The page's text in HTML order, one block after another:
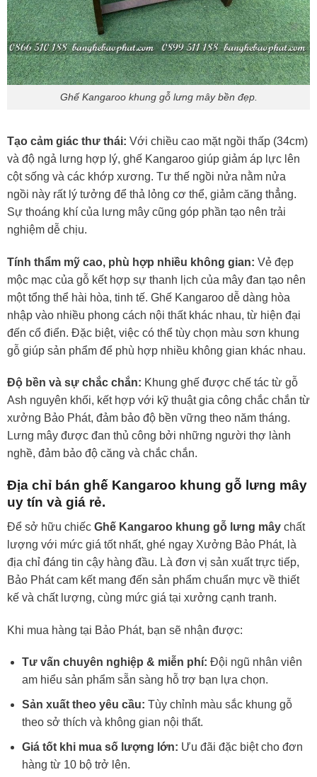
Ghế Kangaroo khung gỗ lưng mây bền đẹp.
Tạo cảm giác thư thái: Với chiều cao mặt ngồi thấp (34cm)
và độ ngả lưng hợp lý, ghế Kangaroo giúp giảm áp lực lên
cột sống và các khớp xương. Tư thế ngồi nửa nằm nửa
ngồi này rất lý tưởng để thả lỏng cơ thể, giảm căng thẳng.
Sự thoáng khí của lưng mây cũng góp phần tạo nên trải
nghiệm dễ chịu.
Tính thẩm mỹ cao, phù hợp nhiều không gian: Vẻ đẹp
mộc mạc của gỗ kết hợp sự thanh lịch của mây đan tạo nên
một tổng thể hài hòa, tinh tế. Ghế Kangaroo dễ dàng hòa
nhập vào nhiều phong cách nội thất khác nhau, từ hiện đại
đến cổ điển. Đặc biệt, việc có thể tùy chọn màu sơn khung
gỗ giúp sản phẩm để phù hợp nhiều không gian khác nhau.
Độ bền và sự chắc chắn: Khung ghế được chế tác từ gỗ
Ash nguyên khối, kết hợp với kỹ thuật gia công chắc chắn từ
xưởng Bảo Phát, đảm bảo độ bền vững theo năm tháng.
Lưng mây được đan thủ công bởi những người thợ lành
nghề, đảm bảo độ căng và chắc chắn.
Địa chỉ bán ghế Kangaroo khung gỗ lưng mây
uy tín và giá rẻ.
Để sở hữu chiếc Ghế Kangaroo khung gỗ lưng mây chất
lượng với mức giá tốt nhất, ghé ngay Xưởng Bảo Phát, là
địa chỉ đáng tin cậy hàng đầu. Là đơn vị sản xuất trực tiếp,
Bảo Phát cam kết mang đến sản phẩm chuẩn mực về thiết
kế và chất lượng, cùng mức giá tại xưởng cạnh tranh.
Khi mua hàng tại Bảo Phát, bạn sẽ nhận được:
Tư vấn chuyên nghiệp & miễn phí: Đội ngũ nhân viên
am hiểu sản phẩm sẵn sàng hỗ trợ bạn lựa chọn.
Sản xuất theo yêu cầu: Tùy chỉnh màu sắc khung gỗ
theo sở thích và không gian nội thất.
Giá tốt khi mua số lượng lớn: Ưu đãi đặc biệt cho đơn
hàng từ 10 bộ trở lên.